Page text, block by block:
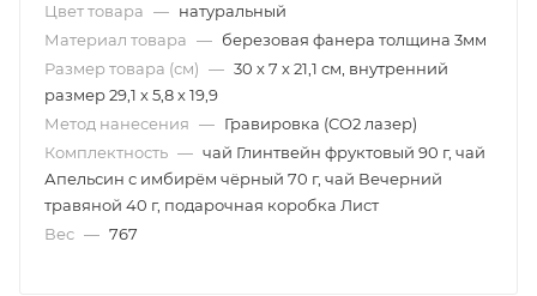
Цвет товара — натуральный
Материал товара — березовая фанера толщина 3мм
Размер товара (см) — 30 х 7 х 21,1 см, внутренний
размер 29,1 х 5,8 х 19,9
Метод нанесения — Гравировка (CO2 лазер)
Комплектность — чай Глинтвейн фруктовый 90 г, чай
Апельсин с имбирём чёрный 70 г, чай Вечерний
травяной 40 г, подарочная коробка Лист
Вес — 767